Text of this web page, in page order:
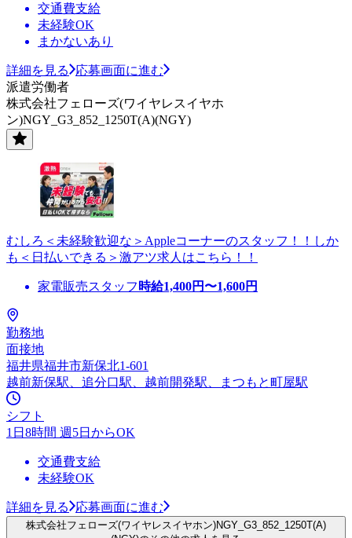
交通費支給
未経験OK
まかないあり
詳細を見る
応募画面に進む
派遣労働者
株式会社フェローズ(ワイヤレスイヤホ
ン)NGY_G3_852_1250T(A)(NGY)
むしろ＜未経験歓迎な＞Appleコーナーのスタッフ！！しか
も＜日払いできる＞激アツ求人はこちら！！
家電販売スタッフ 時給1,400円〜1,600円
勤務地
面接地
福井県福井市新保北1-601
越前新保駅、追分口駅、越前開発駅、まつもと町屋駅
シフト
1日8時間 週5日からOK
交通費支給
未経験OK
詳細を見る 応募画面に進む
株式会社フェローズ(ワイヤレスイヤホン)NGY_G3_852_1250T(A)